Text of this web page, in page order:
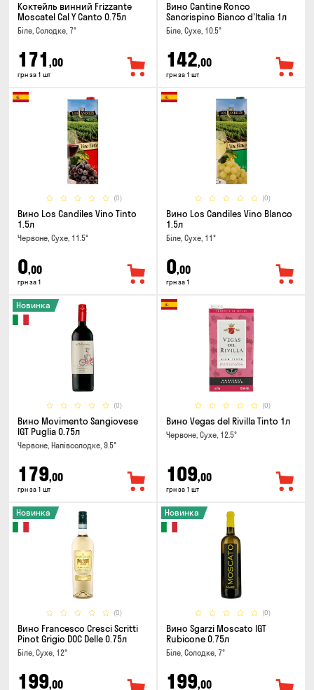
Коктейль винний Frizzante
Moscatel Cal Y Canto 0.75л
Біле, Солодке, 7°
171 ,00
грн за 1 шт
Вино Cantine Ronco
Sancrispino Bianco d'Italia 1л
Біле, Сухе, 10.5°
142,00
грн за 1 шт
(0)
Вино Los Candiles Vino Tinto
1.5л
Червоне, Сухе, 11.5°
0,00
грн за 1
(0)
Вино Los Candiles Vino Blanco
1.5л
Біле, Сухе, 11°
0,00
грн за 1
(0)
Новинка
Вино Movimento Sangiovese
IGT Puglia 0.75л
Червоне, Напівсолодке, 9.5°
179,00
грн за 1 шт
(0)
Вино Vegas del Rivilla Tinto 1л
Червоне, Сухе, 12.5°
109,00
грн за 1 шт
(0)
Новинка
Вино Francesco Cresci Scritti
Pinot Grigio DOC Delle 0.75л
Біле, Сухе, 12°
199,00
(0)
Новинка
Вино Sgarzi Moscato IGT
Rubicone 0.75л
Біле, Солодке, 7°
199,00